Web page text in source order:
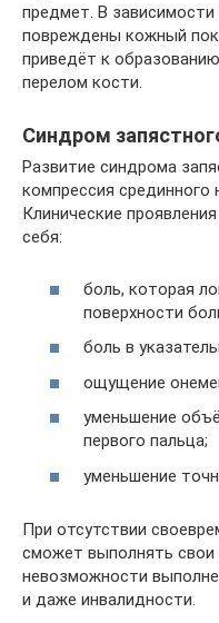
предмет. В
повреждены кожный
приведёт к
перелом кости.
Синдром
Развитие синдрома
компрессия срединного
Клинические
себя:
боль, которая
поверхности
боль в
ощущение
уменьшение
первого пальца;
уменьшение
При отсутствии
сможет выполнять свои
невозможности
и даже инвалидности.